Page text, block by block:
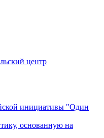
центр
инициативы "Один
основанную на